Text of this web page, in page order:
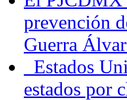
prevención
Guerra
Estados
estados por